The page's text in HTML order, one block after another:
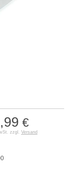
€
zzgl. Versand